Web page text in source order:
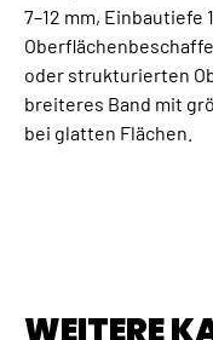
7–12 mm, Einbautiefe
oder strukturierten
breiteres Band mit
bei glatten Flächen.